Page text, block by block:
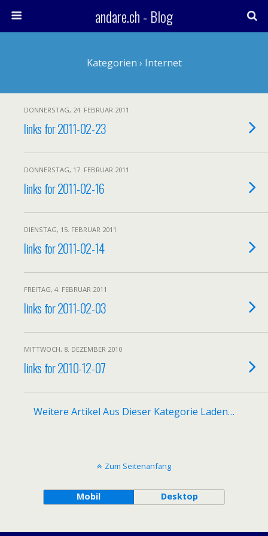
andare.ch - Blog
Kategorien › Internet
DONNERSTAG, 24. FEBRUAR 2011
links for 2011-02-23
DONNERSTAG, 17. FEBRUAR 2011
links for 2011-02-16
DIENSTAG, 15. FEBRUAR 2011
links for 2011-02-14
FREITAG, 4. FEBRUAR 2011
links for 2011-02-03
MITTWOCH, 8. DEZEMBER 2010
links for 2010-12-07
Weitere Artikel Aus Dieser Kategorie Laden…
Zum Seitenanfang
Mobil Desktop